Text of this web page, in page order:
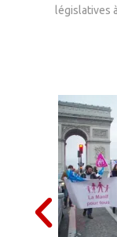
législatives